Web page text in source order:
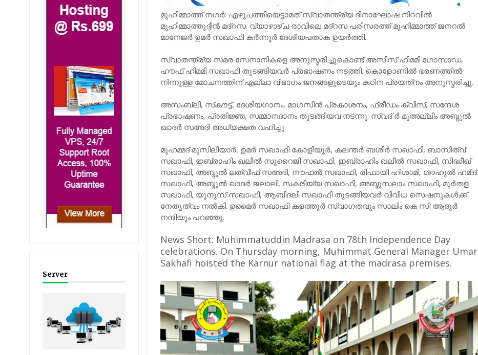
Server
മുഹിമ്മാത്ത് നഗര്‍: എഴുപത്തിയെട്ടാമത് സ്വാതന്ത്ര്യ ദിനാഘോഷ നിറവില്‍
മുഹിമ്മാത്തുദ്ദീന്‍ മദ്‌റസ. വ്യാഴാഴ്ച രാവിലെ മദ്‌റസ പരിസരത്ത് മുഹിമ്മാത്ത് ജനറല്‍
മാനേജര്‍ ഉമര്‍ സഖാഫി കര്‍ന്നൂര്‍ ദേശീയപതാക ഉയര്‍ത്തി.
സ്വാതന്ത്ര്യ സമര സേനാനികളെ അനുസ്മരിച്ചുകൊണ്ട് അസീസ് ഹിമമി ഗോസാഡ,
ഹൗഫ് ഹിമമി സഖാഫി തുടങ്ങിയവര്‍ പ്രഭാഷണം നടത്തി. കൊളോണില്‍ ഭരണത്തില്‍
നിന്നുള്ള മോചനത്തിന് എല്ലാ വിഭാഗം ജനങ്ങളുടെയും കഠിന പ്രയത്‌നം അനുസ്മരിച്ചു.
അസംബ്ലി, സ്‌കൗട്ട്, ദേശിയഗാനം, മാഗസിന്‍ പ്രകാശനം, ഫ്രീഡം ക്വിസ്, സന്ദേശ
പ്രഭാഷണം, പ്രതിജ്ഞ, സമ്മാനദാനം തുടങ്ങിയവ നടന്നു. സ്വദ് ര്‍ മുഅല്ലിം അബ്ദുല്‍
ഖാദര്‍ സഅദി അധ്യക്ഷത വഹിച്ചു.
മുഹമ്മദ് മുസിലിയാര്‍, ഉമര്‍ സഖാഫി കോളിയൂര്‍, കലന്തര്‍ ബശീര്‍ സഖാഫി, ബാസിത്വ്
സഖാഫി, ഇബ്രാഹിം ഖലീല്‍ സുറൈജി സഖാഫി, ഇബ്രാഹിം ഖലീല്‍ സഖാഫി, സിദ്ധീഖ്
സഖാഫി, അബ്ദുല്‍ ലത്വീഫ് സഅദി, നൗഫല്‍ സഖാഫി, രിഫായി ഹിശാമി, ശാഹുല്‍ ഹമീദ്
സഖാഫി, അബ്ദൂല്‍ ഖാദര്‍ ജലാലി, സകരിയ്യ സഖാഫി, അബ്ദുസലാം സഖാഫി, മുര്‍തള
സഖാഫി, യൂനുസ് സഖാഫി, ആബിദലി സഖാഫി തുടങ്ങിയവര്‍ വിവിധ സെഷനുകള്‍ക്ക്
നേതൃത്വം നല്‍കി. ഉമൈര്‍ സഖാഫി കളത്തൂര്‍ സ്വാഗതവും സാലിം കെ സി ആദൂര്‍
നന്ദിയും പറഞ്ഞു.
News Short: Muhimmatuddin Madrasa on 78th Independence Day
celebrations. On Thursday morning, Muhimmat General Manager Umar
Sakhafi hoisted the Karnur national flag at the madrasa premises.